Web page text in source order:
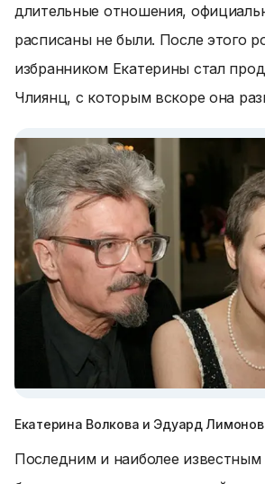
длительные отношения,
расписаны не были. После этого
избранником Екатерины стал
Члиянц, с которым вскоре она
Екатерина Волкова и Эдуард Лимонов
Последним и наиболее